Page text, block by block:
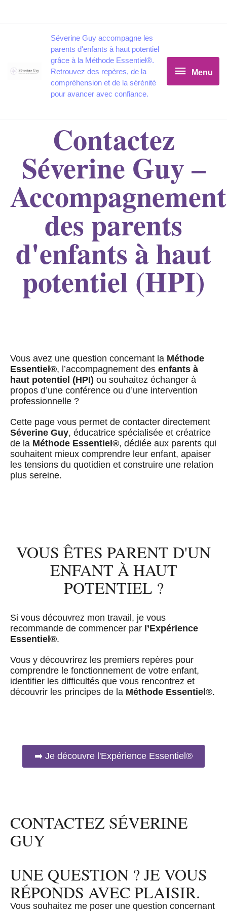
contenu
Séverine Guy accompagne les
parents d'enfants à haut potentiel
grâce à la Méthode Essentiel®.
Retrouvez des repères, de la
compréhension et de la sérénité
pour avancer avec confiance.
Menu
Contactez
Séverine Guy –
Accompagnement
des parents
d'enfants à haut
potentiel (HPI)
Vous avez une question concernant la Méthode
Essentiel®, l’accompagnement des enfants à
haut potentiel (HPI) ou souhaitez échanger à
propos d’une conférence ou d’une intervention
professionnelle ?
Cette page vous permet de contacter directement
Séverine Guy, éducatrice spécialisée et créatrice
de la Méthode Essentiel®, dédiée aux parents qui
souhaitent mieux comprendre leur enfant, apaiser
les tensions du quotidien et construire une relation
plus sereine.
VOUS ÊTES PARENT D'UN
ENFANT À HAUT
POTENTIEL ?
Si vous découvrez mon travail, je vous
recommande de commencer par l’Expérience
Essentiel®.
Vous y découvrirez les premiers repères pour
comprendre le fonctionnement de votre enfant,
identifier les difficultés que vous rencontrez et
découvrir les principes de la Méthode Essentiel®.
➡️ Je découvre l'Expérience Essentiel®
CONTACTEZ SÉVERINE
GUY
UNE QUESTION ? JE VOUS
RÉPONDS AVEC PLAISIR.
Vous souhaitez me poser une question concernant